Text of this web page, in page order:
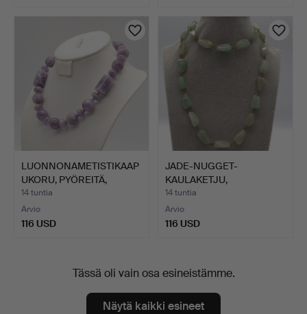
LUONNONAMETISTIKAAP
UKORU, PYÖREITÄ,
SOIKIO…
14 tuntia
Arvio
116 USD
JADE-NUGGET-
KAULAKETJU,
EPÄSÄÄNNÖLLISEN MU…
14 tuntia
Arvio
116 USD
Tässä oli vain osa esineistämme.
Näytä kaikki esineet